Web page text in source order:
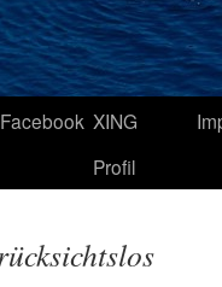
Facebook XING
Profil